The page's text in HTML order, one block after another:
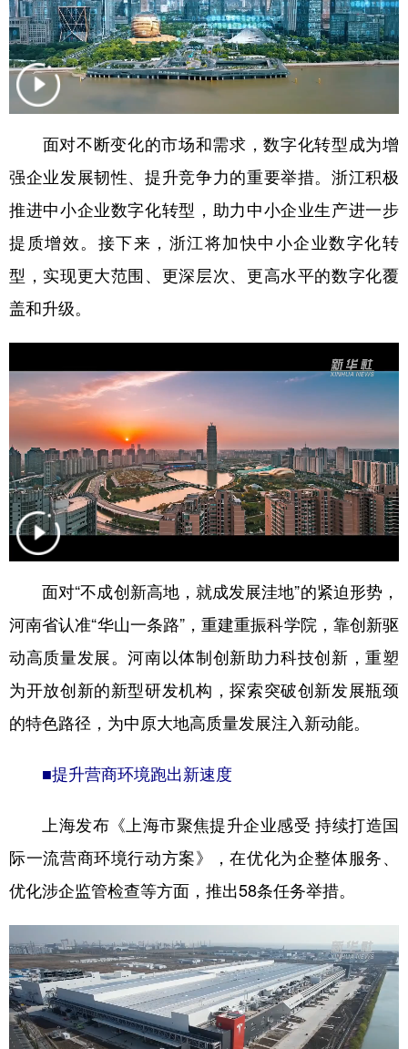
面对不断变化的市场和需求，数字化转型成为增
强企业发展韧性、提升竞争力的重要举措。浙江积极
推进中小企业数字化转型，助力中小企业生产进一步
提质增效。接下来，浙江将加快中小企业数字化转
型，实现更大范围、更深层次、更高水平的数字化覆
盖和升级。
面对“不成创新高地，就成发展洼地”的紧迫形势，
河南省认准“华山一条路”，重建重振科学院，靠创新驱
动高质量发展。河南以体制创新助力科技创新，重塑
为开放创新的新型研发机构，探索突破创新发展瓶颈
的特色路径，为中原大地高质量发展注入新动能。
■提升营商环境跑出新速度
上海发布《上海市聚焦提升企业感受 持续打造国
际一流营商环境行动方案》，在优化为企整体服务、
优化涉企监管检查等方面，推出58条任务举措。